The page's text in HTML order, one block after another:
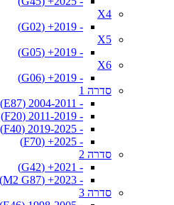
X4
- 2019+ (G02)
X5
- 2019+ (G05)
X6
- 2019+ (G06)
סדרה 1
- 2004-2011 (E87)
- 2011-2019 (F20)
- 2019-2025 (F40)
- 2025+ (F70)
סדרה 2
- 2021+ (G42)
- 2023+ (M2 G87)
סדרה 3